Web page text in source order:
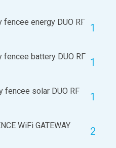
fencee energy DUO RF 1
fencee battery DUO RF 1
fencee solar DUO RF
1
WiFi GATEWAY
2